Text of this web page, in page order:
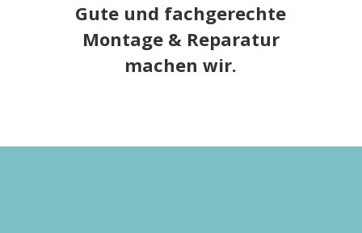
Gute und fachgerechte
Montage & Reparatur
machen wir.